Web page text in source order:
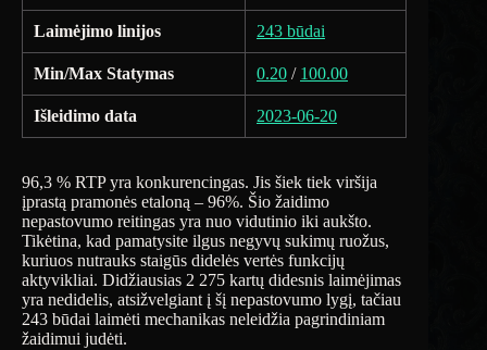
Laimėjimo linijos 243 būdai
Min/Max Statymas 0.20 / 100.00
Išleidimo data 2023-06-20
96,3 % RTP yra konkurencingas. Jis šiek tiek viršija
įprastą pramonės etaloną – 96%. Šio žaidimo
nepastovumo reitingas yra nuo vidutinio iki aukšto.
Tikėtina, kad pamatysite ilgus negyvų sukimų ruožus,
kuriuos nutrauks staigūs didelės vertės funkcijų
aktyvikliai. Didžiausias 2 275 kartų didesnis laimėjimas
yra nedidelis, atsižvelgiant į šį nepastovumo lygį, tačiau
243 būdai laimėti mechanikas neleidžia pagrindiniam
žaidimui judėti.